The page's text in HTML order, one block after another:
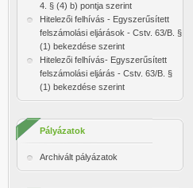
4. § (4) b) pontja szerint
Hitelezői felhívás - Egyszerűsített
felszámolási eljárások - Cstv. 63/B. §
(1) bekezdése szerint
Hitelezői felhívás- Egyszerűsített
felszámolási eljárás - Cstv. 63/B. §
(1) bekezdése szerint
Pályázatok
Archivált pályázatok